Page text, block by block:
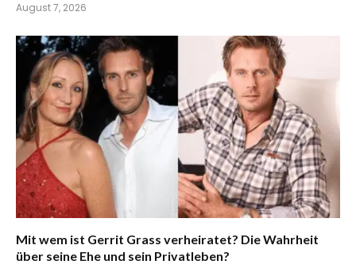
August 7, 2026
Mit wem ist Gerrit Grass verheiratet? Die Wahrheit
über seine Ehe und sein Privatleben?